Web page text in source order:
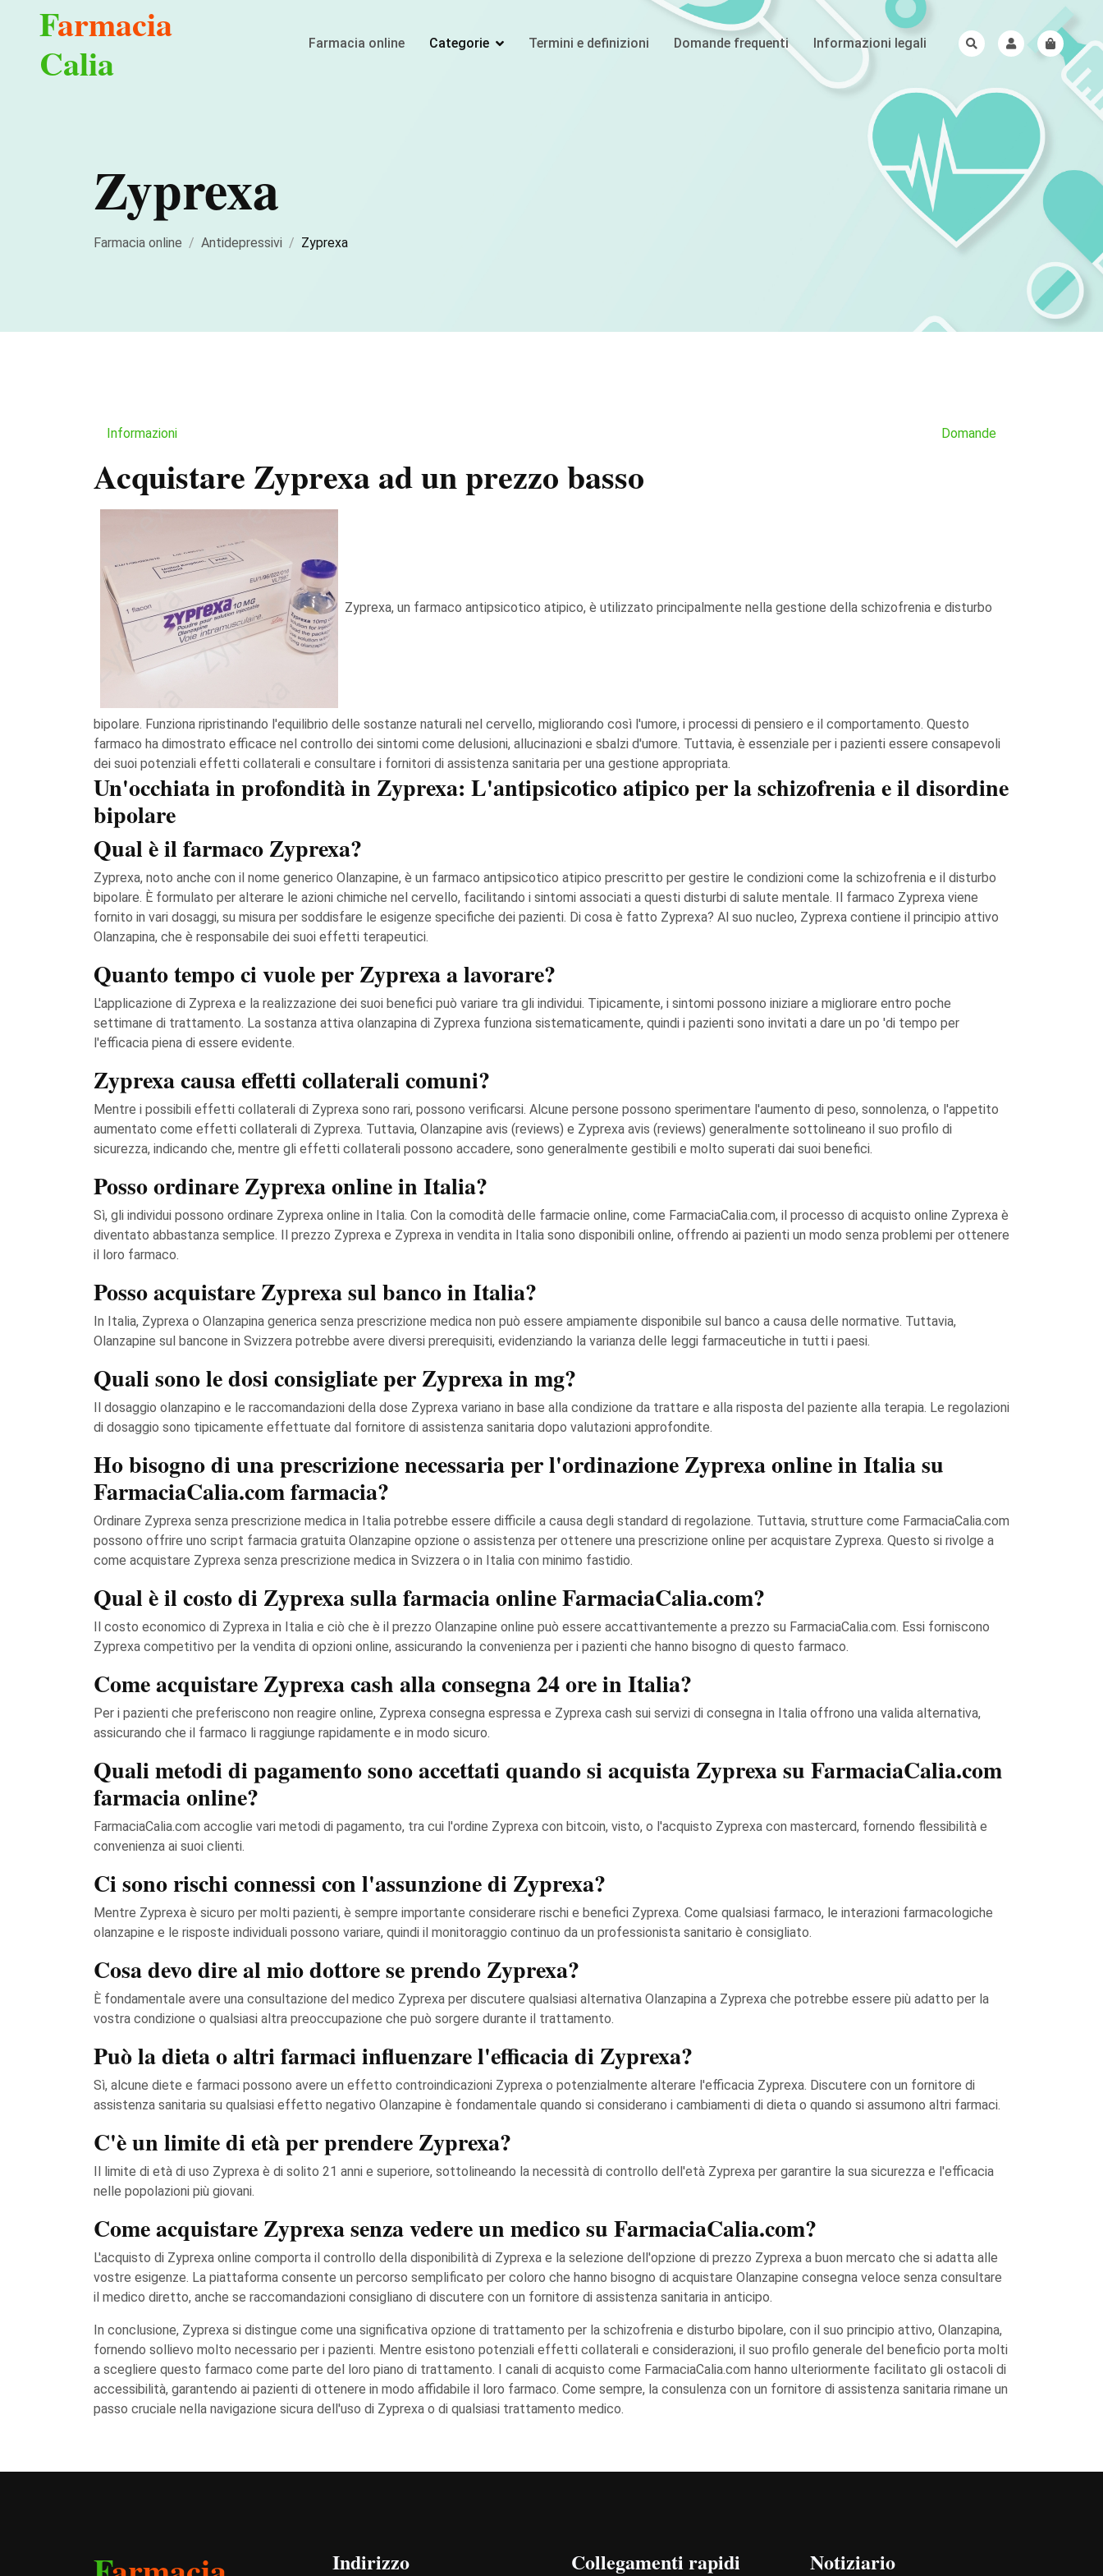
Farmacia
Calia
Farmacia online Categorie Termini e definizioni Domande frequenti Informazioni legali
Zyprexa
Farmacia online Antidepressivi Zyprexa
Informazioni Domande
Acquistare Zyprexa ad un prezzo basso
Zyprexa, un farmaco antipsicotico atipico, è utilizzato principalmente nella gestione della schizofrenia e disturbo
bipolare. Funziona ripristinando l'equilibrio delle sostanze naturali nel cervello, migliorando così l'umore, i processi di pensiero e il comportamento. Questo
farmaco ha dimostrato efficace nel controllo dei sintomi come delusioni, allucinazioni e sbalzi d'umore. Tuttavia, è essenziale per i pazienti essere consapevoli
dei suoi potenziali effetti collaterali e consultare i fornitori di assistenza sanitaria per una gestione appropriata.
Un'occhiata in profondità in Zyprexa: L'antipsicotico atipico per la schizofrenia e il disordine
bipolare
Qual è il farmaco Zyprexa?
Zyprexa, noto anche con il nome generico Olanzapine, è un farmaco antipsicotico atipico prescritto per gestire le condizioni come la schizofrenia e il disturbo
bipolare. È formulato per alterare le azioni chimiche nel cervello, facilitando i sintomi associati a questi disturbi di salute mentale. Il farmaco Zyprexa viene
fornito in vari dosaggi, su misura per soddisfare le esigenze specifiche dei pazienti. Di cosa è fatto Zyprexa? Al suo nucleo, Zyprexa contiene il principio attivo
Olanzapina, che è responsabile dei suoi effetti terapeutici.
Quanto tempo ci vuole per Zyprexa a lavorare?
L'applicazione di Zyprexa e la realizzazione dei suoi benefici può variare tra gli individui. Tipicamente, i sintomi possono iniziare a migliorare entro poche
settimane di trattamento. La sostanza attiva olanzapina di Zyprexa funziona sistematicamente, quindi i pazienti sono invitati a dare un po 'di tempo per
l'efficacia piena di essere evidente.
Zyprexa causa effetti collaterali comuni?
Mentre i possibili effetti collaterali di Zyprexa sono rari, possono verificarsi. Alcune persone possono sperimentare l'aumento di peso, sonnolenza, o l'appetito
aumentato come effetti collaterali di Zyprexa. Tuttavia, Olanzapine avis (reviews) e Zyprexa avis (reviews) generalmente sottolineano il suo profilo di
sicurezza, indicando che, mentre gli effetti collaterali possono accadere, sono generalmente gestibili e molto superati dai suoi benefici.
Posso ordinare Zyprexa online in Italia?
Sì, gli individui possono ordinare Zyprexa online in Italia. Con la comodità delle farmacie online, come FarmaciaCalia.com, il processo di acquisto online Zyprexa è
diventato abbastanza semplice. Il prezzo Zyprexa e Zyprexa in vendita in Italia sono disponibili online, offrendo ai pazienti un modo senza problemi per ottenere
il loro farmaco.
Posso acquistare Zyprexa sul banco in Italia?
In Italia, Zyprexa o Olanzapina generica senza prescrizione medica non può essere ampiamente disponibile sul banco a causa delle normative. Tuttavia,
Olanzapine sul bancone in Svizzera potrebbe avere diversi prerequisiti, evidenziando la varianza delle leggi farmaceutiche in tutti i paesi.
Quali sono le dosi consigliate per Zyprexa in mg?
Il dosaggio olanzapino e le raccomandazioni della dose Zyprexa variano in base alla condizione da trattare e alla risposta del paziente alla terapia. Le regolazioni
di dosaggio sono tipicamente effettuate dal fornitore di assistenza sanitaria dopo valutazioni approfondite.
Ho bisogno di una prescrizione necessaria per l'ordinazione Zyprexa online in Italia su
FarmaciaCalia.com farmacia?
Ordinare Zyprexa senza prescrizione medica in Italia potrebbe essere difficile a causa degli standard di regolazione. Tuttavia, strutture come FarmaciaCalia.com
possono offrire uno script farmacia gratuita Olanzapine opzione o assistenza per ottenere una prescrizione online per acquistare Zyprexa. Questo si rivolge a
come acquistare Zyprexa senza prescrizione medica in Svizzera o in Italia con minimo fastidio.
Qual è il costo di Zyprexa sulla farmacia online FarmaciaCalia.com?
Il costo economico di Zyprexa in Italia e ciò che è il prezzo Olanzapine online può essere accattivantemente a prezzo su FarmaciaCalia.com. Essi forniscono
Zyprexa competitivo per la vendita di opzioni online, assicurando la convenienza per i pazienti che hanno bisogno di questo farmaco.
Come acquistare Zyprexa cash alla consegna 24 ore in Italia?
Per i pazienti che preferiscono non reagire online, Zyprexa consegna espressa e Zyprexa cash sui servizi di consegna in Italia offrono una valida alternativa,
assicurando che il farmaco li raggiunge rapidamente e in modo sicuro.
Quali metodi di pagamento sono accettati quando si acquista Zyprexa su FarmaciaCalia.com
farmacia online?
FarmaciaCalia.com accoglie vari metodi di pagamento, tra cui l'ordine Zyprexa con bitcoin, visto, o l'acquisto Zyprexa con mastercard, fornendo flessibilità e
convenienza ai suoi clienti.
Ci sono rischi connessi con l'assunzione di Zyprexa?
Mentre Zyprexa è sicuro per molti pazienti, è sempre importante considerare rischi e benefici Zyprexa. Come qualsiasi farmaco, le interazioni farmacologiche
olanzapine e le risposte individuali possono variare, quindi il monitoraggio continuo da un professionista sanitario è consigliato.
Cosa devo dire al mio dottore se prendo Zyprexa?
È fondamentale avere una consultazione del medico Zyprexa per discutere qualsiasi alternativa Olanzapina a Zyprexa che potrebbe essere più adatto per la
vostra condizione o qualsiasi altra preoccupazione che può sorgere durante il trattamento.
Può la dieta o altri farmaci influenzare l'efficacia di Zyprexa?
Sì, alcune diete e farmaci possono avere un effetto controindicazioni Zyprexa o potenzialmente alterare l'efficacia Zyprexa. Discutere con un fornitore di
assistenza sanitaria su qualsiasi effetto negativo Olanzapine è fondamentale quando si considerano i cambiamenti di dieta o quando si assumono altri farmaci.
C'è un limite di età per prendere Zyprexa?
Il limite di età di uso Zyprexa è di solito 21 anni e superiore, sottolineando la necessità di controllo dell'età Zyprexa per garantire la sua sicurezza e l'efficacia
nelle popolazioni più giovani.
Come acquistare Zyprexa senza vedere un medico su FarmaciaCalia.com?
L'acquisto di Zyprexa online comporta il controllo della disponibilità di Zyprexa e la selezione dell'opzione di prezzo Zyprexa a buon mercato che si adatta alle
vostre esigenze. La piattaforma consente un percorso semplificato per coloro che hanno bisogno di acquistare Olanzapine consegna veloce senza consultare
il medico diretto, anche se raccomandazioni consigliano di discutere con un fornitore di assistenza sanitaria in anticipo.
In conclusione, Zyprexa si distingue come una significativa opzione di trattamento per la schizofrenia e disturbo bipolare, con il suo principio attivo, Olanzapina,
fornendo sollievo molto necessario per i pazienti. Mentre esistono potenziali effetti collaterali e considerazioni, il suo profilo generale del beneficio porta molti
a scegliere questo farmaco come parte del loro piano di trattamento. I canali di acquisto come FarmaciaCalia.com hanno ulteriormente facilitato gli ostacoli di
accessibilità, garantendo ai pazienti di ottenere in modo affidabile il loro farmaco. Come sempre, la consulenza con un fornitore di assistenza sanitaria rimane un
passo cruciale nella navigazione sicura dell'uso di Zyprexa o di qualsiasi trattamento medico.
Indirizzo Collegamenti rapidi Notiziario